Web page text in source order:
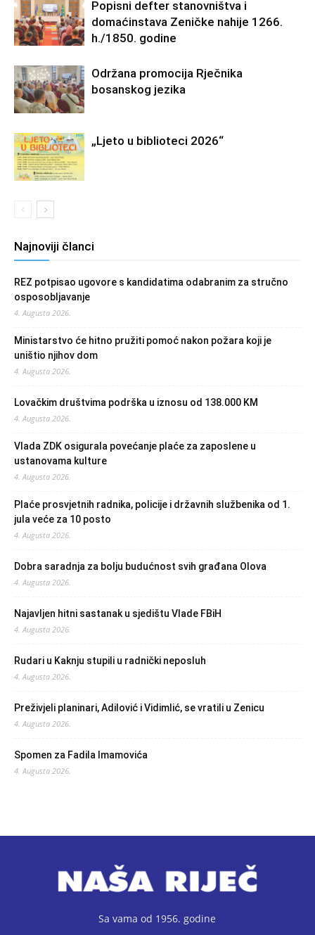
Popisni defter stanovništva i
domaćinstava Zeničke nahije 1266.
h./1850. godine
Održana promocija Rječnika
bosanskog jezika
„Ljeto u biblioteci 2026“
Najnoviji članci
REZ potpisao ugovore s kandidatima odabranim za stručno
osposobljavanje
4. Augusta 2026.
Ministarstvo će hitno pružiti pomoć nakon požara koji je
uništio njihov dom
4. Augusta 2026.
Lovačkim društvima podrška u iznosu od 138.000 KM
4. Augusta 2026.
Vlada ZDK osigurala povećanje plaće za zaposlene u
ustanovama kulture
4. Augusta 2026.
Plaće prosvjetnih radnika, policije i državnih službenika od 1.
jula veće za 10 posto
4. Augusta 2026.
Dobra saradnja za bolju budućnost svih građana Olova
4. Augusta 2026.
Najavljen hitni sastanak u sjedištu Vlade FBiH
4. Augusta 2026.
Rudari u Kaknju stupili u radnički neposluh
4. Augusta 2026.
Preživjeli planinari, Adilović i Vidimlić, se vratili u Zenicu
4. Augusta 2026.
Spomen za Fadila Imamovića
4. Augusta 2026.
Sa vama od 1956. godine